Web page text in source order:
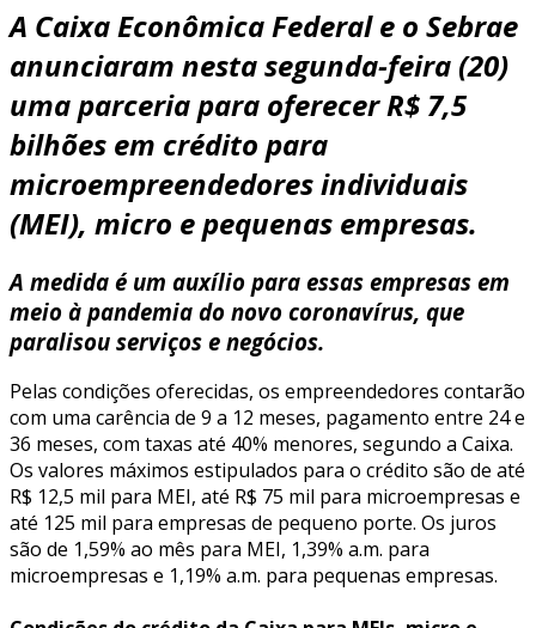
A Caixa Econômica Federal e o Sebrae
anunciaram nesta segunda-feira (20)
uma parceria para oferecer R$ 7,5
bilhões em crédito para
microempreendedores individuais
(MEI), micro e pequenas empresas.
A medida é um auxílio para essas empresas em
meio à pandemia do novo coronavírus, que
paralisou serviços e negócios.
Pelas condições oferecidas, os empreendedores contarão
com uma carência de 9 a 12 meses, pagamento entre 24 e
36 meses, com taxas até 40% menores, segundo a Caixa.
Os valores máximos estipulados para o crédito são de até
R$ 12,5 mil para MEI, até R$ 75 mil para microempresas e
até 125 mil para empresas de pequeno porte. Os juros
são de 1,59% ao mês para MEI, 1,39% a.m. para
microempresas e 1,19% a.m. para pequenas empresas.